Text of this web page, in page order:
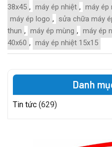
38x45 , máy ép nhiệt , máy ép
máy ép logo , sửa chữa máy
thun , máy ép mùng , máy ép
40x60 , máy ép nhiệt 15x15
Danh
Tin tức (629)